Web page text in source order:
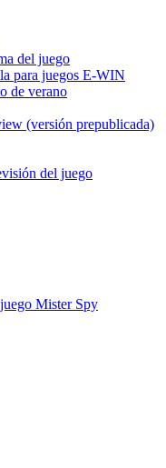
del juego
para juegos E-WIN
de verano
(versión prepublicada)
del juego
Mister Spy